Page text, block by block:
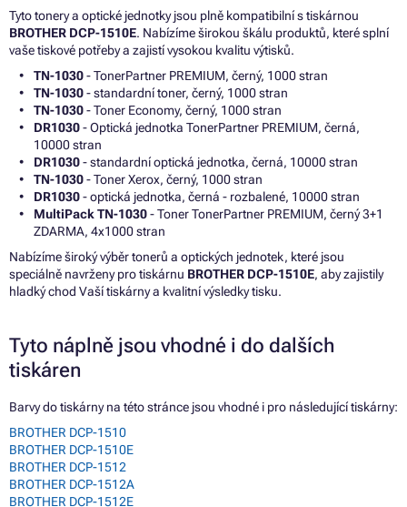
Tyto tonery a optické jednotky jsou plně kompatibilní s tiskárnou
BROTHER DCP-1510E. Nabízíme širokou škálu produktů, které splní
vaše tiskové potřeby a zajistí vysokou kvalitu výtisků.
TN-1030- TonerPartner PREMIUM, černý, 1000 stran
TN-1030- standardní toner, černý, 1000 stran
TN-1030- Toner Economy, černý, 1000 stran
DR1030- Optická jednotka TonerPartner PREMIUM, černá,
10000 stran
DR1030- standardní optická jednotka, černá, 10000 stran
TN-1030- Toner Xerox, černý, 1000 stran
DR1030- optická jednotka, černá - rozbalené, 10000 stran
MultiPack TN-1030- Toner TonerPartner PREMIUM, černý 3+1
ZDARMA, 4x1000 stran
Nabízíme široký výběr tonerů a optických jednotek, které jsou
speciálně navrženy pro tiskárnu BROTHER DCP-1510E, aby zajistily
hladký chod Vaší tiskárny a kvalitní výsledky tisku.
Tyto náplně jsou vhodné i do dalších
tiskáren
Barvy do tiskárny na této stránce jsou vhodné i pro následující tiskárny:
BROTHER DCP-1510
BROTHER DCP-1510E
BROTHER DCP-1512
BROTHER DCP-1512A
BROTHER DCP-1512E